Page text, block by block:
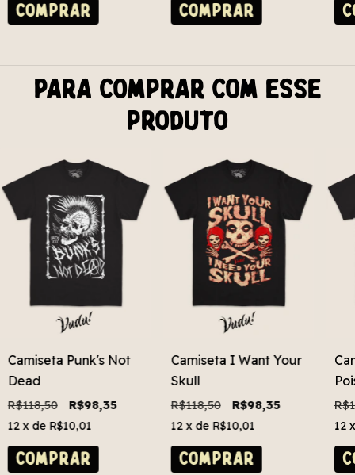
COMPRAR COMPRAR
Para comprar com esse
produto
Camiseta Punk's Not
Dead
R$118,50 R$98,35
12 x de R$10,01
COMPRAR
Camiseta I Want Your
Skull
R$118,50 R$98,35
12 x de R$10,01
COMPRAR
12